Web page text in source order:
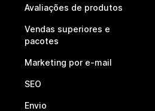
Avaliações de produtos
Vendas superiores e
pacotes
Marketing por e-mail
SEO
Envio